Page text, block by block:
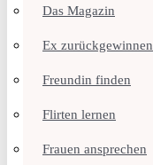
Das Magazin
Ex zurückgewinnen
Freundin finden
Flirten lernen
Frauen ansprechen